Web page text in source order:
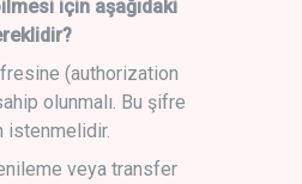
için aşağıdaki
(authorization
olunmalı. Bu şifre
istenmelidir.
veya transfer